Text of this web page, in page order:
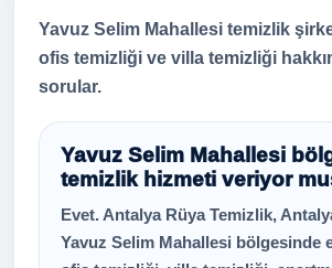
Yavuz Selim Mahallesi temizlik
ofis temizliği ve villa temizliği
sorular.
Yavuz Selim Mahallesi
temizlik hizmeti veriyor
Evet. Antalya Rüya Temizlik,
Yavuz Selim Mahallesi bölgesinde